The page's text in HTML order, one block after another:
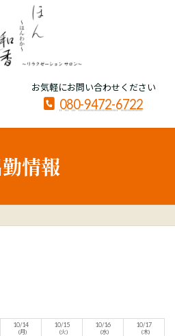
お気軽にお問い合わせください
080-9472-6722
情報
10/14
(月)
10/15
(火)
10/16
(水)
10/17
(木)